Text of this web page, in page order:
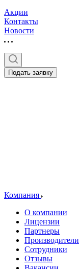
Акции
Контакты
Новости
Подать заявку
Компания
О компании
Лицензии
Партнеры
Производители
Сотрудники
Отзывы